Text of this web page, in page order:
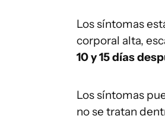
Los síntomas
corporal alta,
10 y 15 días
Los síntomas
no se tratan